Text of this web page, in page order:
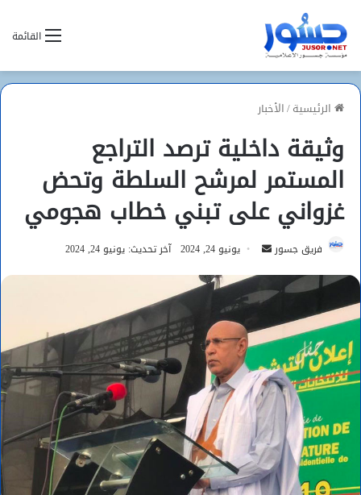
القائمة
الرئيسية/الأخبار
وثيقة داخلية ترصد التراجع
المستمر لمرشح السلطة وتحض
غزواني على تبني خطاب هجومي
فريق جسور
أرسل
إلكترونيا
يونيو 24, 2024 آخر تحديث: يونيو 24, 2024